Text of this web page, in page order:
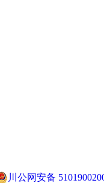
川公网安备